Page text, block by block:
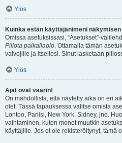
Ylös
Kuinka estän käyttäjänimeni
Omissa asetuksissasi, “Asetukset”-
Piilota paikallaolo. Ottamalla tämän
valvojille ja itsellesi. Sinut lasketaan
Ylös
Ajat ovat väärin!
On mahdollista, että näytetty aika on eri
olet. Tässä tapauksessa valitse omista
Lontoo, Pariisi, New York, Sidney, jne.
vaihtaminen, kuten monet muutkin
käyttäjille. Jos et ole rekisteröitynyt, tämä